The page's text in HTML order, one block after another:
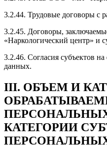
3.2.44. Трудовые договоры с
3.2.45. Договоры,
«Наркологический центр» и
3.2.46. Согласия субъектов
данных.
III. ОБЪЕМ И
КАТЕГОРИИ